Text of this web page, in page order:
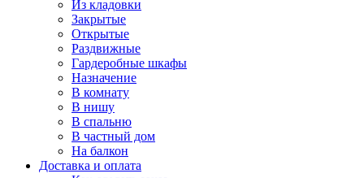
Из кладовки
Закрытые
Открытые
Раздвижные
Гардеробные шкафы
Назначение
В комнату
В нишу
В спальню
В частный дом
На балкон
Доставка и оплата